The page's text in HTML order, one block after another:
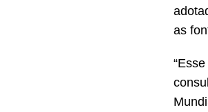
as